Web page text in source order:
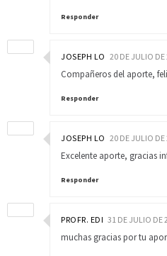
Responder
JOSEPH LO 20 DE JULIO DE
Compañeros del aporte,
Responder
JOSEPH LO 20 DE JULIO DE
Excelente aporte, gracias
Responder
PROFR. EDI 31 DE JULIO DE
muchas gracias por tu